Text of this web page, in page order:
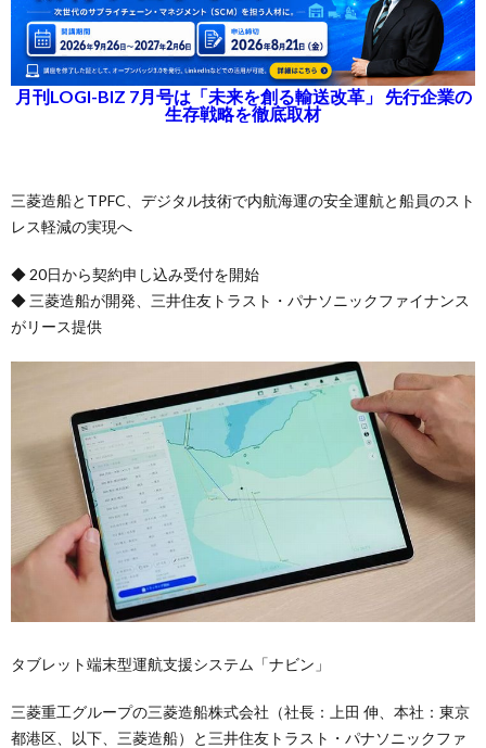
月刊LOGI-BIZ 7月号は「未来を創る輸送改革」 先行企業の
生存戦略を徹底取材
三菱造船とTPFC、デジタル技術で内航海運の安全運航と船員のスト
レス軽減の実現へ
◆ 20日から契約申し込み受付を開始
◆ 三菱造船が開発、三井住友トラスト・パナソニックファイナンス
がリース提供
タブレット端末型運航支援システム「ナビン」
三菱重工グループの三菱造船株式会社（社長：上田 伸、本社：東京
都港区、以下、三菱造船）と三井住友トラスト・パナソニックファ